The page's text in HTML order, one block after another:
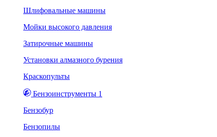
Шлифовальные машины
Мойки высокого давления
Затирочные машины
Установки алмазного бурения
Краскопульты
Бензоинструменты 1
Бензобур
Бензопилы